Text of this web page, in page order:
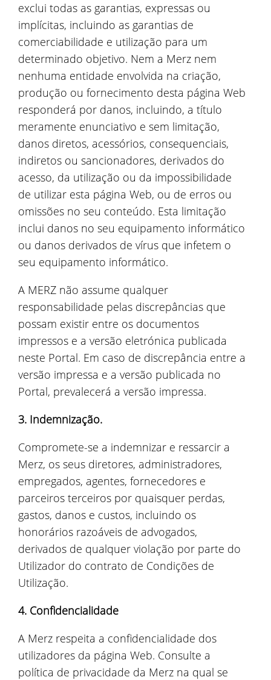
exclui todas as garantias, expressas ou
implícitas, incluindo as garantias de
comerciabilidade e utilização para um
determinado objetivo. Nem a Merz nem
nenhuma entidade envolvida na criação,
produção ou fornecimento desta página Web
responderá por danos, incluindo, a título
meramente enunciativo e sem limitação,
danos diretos, acessórios, consequenciais,
indiretos ou sancionadores, derivados do
acesso, da utilização ou da impossibilidade
de utilizar esta página Web, ou de erros ou
omissões no seu conteúdo. Esta limitação
inclui danos no seu equipamento informático
ou danos derivados de vírus que infetem o
seu equipamento informático.
A MERZ não assume qualquer
responsabilidade pelas discrepâncias que
possam existir entre os documentos
impressos e a versão eletrónica publicada
neste Portal. Em caso de discrepância entre a
versão impressa e a versão publicada no
Portal, prevalecerá a versão impressa.
3. Indemnização.
Compromete-se a indemnizar e ressarcir a
Merz, os seus diretores, administradores,
empregados, agentes, fornecedores e
parceiros terceiros por quaisquer perdas,
gastos, danos e custos, incluindo os
honorários razoáveis de advogados,
derivados de qualquer violação por parte do
Utilizador do contrato de Condições de
Utilização.
4. Confidencialidade
A Merz respeita a confidencialidade dos
utilizadores da página Web. Consulte a
política de privacidade da Merz na qual se